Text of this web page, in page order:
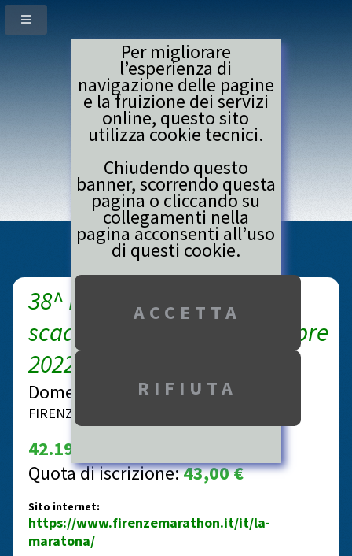
Per migliorare
l’esperienza di
navigazione delle pagine
e la fruizione dei servizi
online, questo sito
utilizza cookie tecnici.
Chiudendo questo
banner, scorrendo questa
pagina o cliccando su
collegamenti nella
pagina acconsenti all’uso
di questi cookie.
GARA
38^ Firenze Marathon
scadenza iscrizioni 27 ottobre
2022 ore 12.00
Domenica 27 novembre 2022
FIRENZE PIAZZA DUOMO ORE 8.30
42.195
Quota di iscrizione:43,00 €
Sito internet:
https://www.firenzemarathon.it/it/la-
maratona/